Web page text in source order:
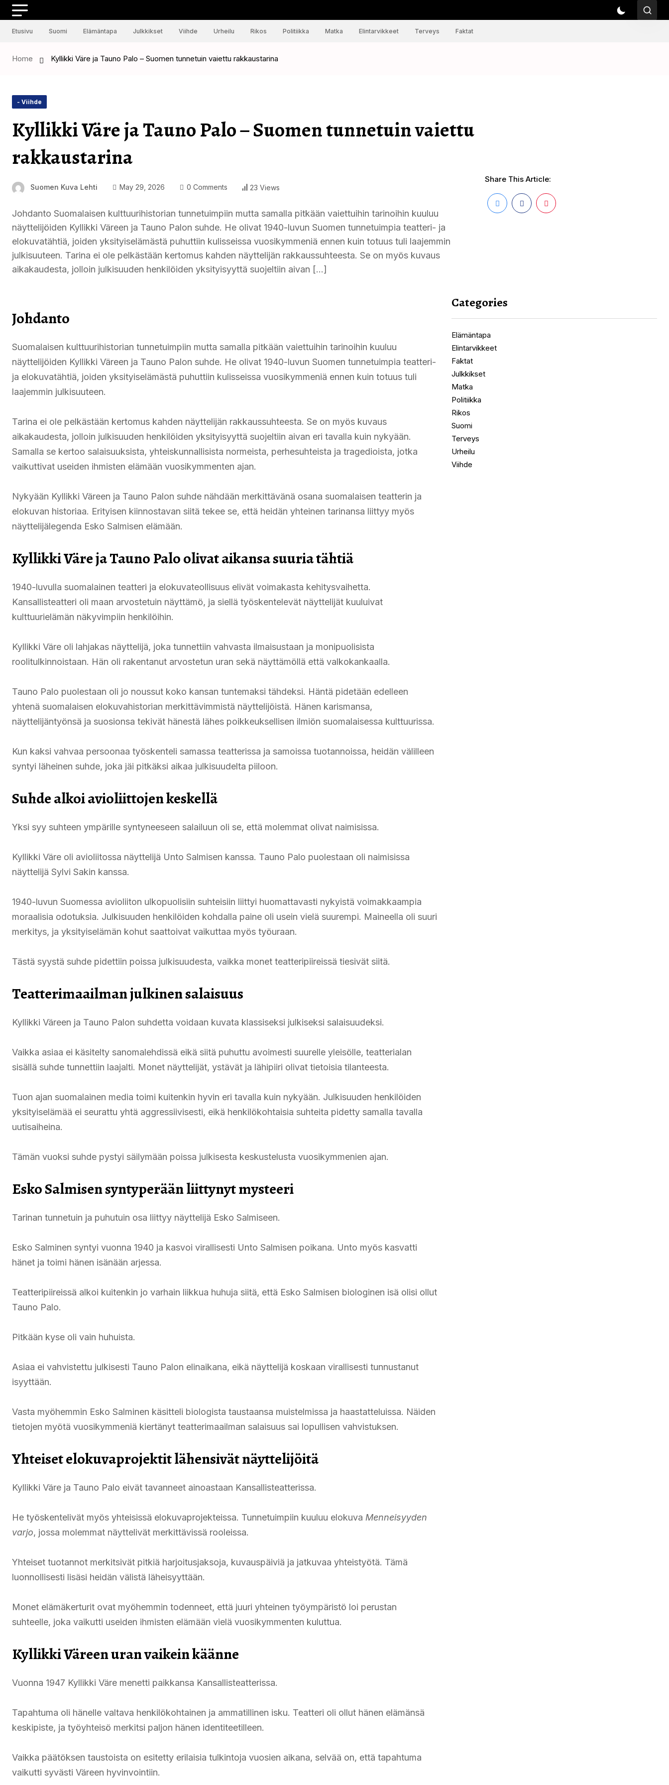
Etusivu Suomi Elämäntapa Julkkikset Viihde Urheilu Rikos Politiikka Matka Elintarvikkeet Terveys Faktat
Home Kyllikki Väre ja Tauno Palo – Suomen tunnetuin vaiettu rakkaustarina
- Viihde
Kyllikki Väre ja Tauno Palo – Suomen tunnetuin vaiettu
rakkaustarina
Suomen Kuva Lehti May 29, 2026 0 Comments 23 Views
Johdanto Suomalaisen kulttuurihistorian tunnetuimpiin mutta samalla pitkään vaiettuihin tarinoihin kuuluu
näyttelijöiden Kyllikki Väreen ja Tauno Palon suhde. He olivat 1940-luvun Suomen tunnetuimpia teatteri- ja
elokuvatähtiä, joiden yksityiselämästä puhuttiin kulisseissa vuosikymmeniä ennen kuin totuus tuli laajemmin
julkisuuteen. Tarina ei ole pelkästään kertomus kahden näyttelijän rakkaussuhteesta. Se on myös kuvaus
aikakaudesta, jolloin julkisuuden henkilöiden yksityisyyttä suojeltiin aivan […]
Share This Article:
Johdanto
Suomalaisen kulttuurihistorian tunnetuimpiin mutta samalla pitkään vaiettuihin tarinoihin kuuluu
näyttelijöiden Kyllikki Väreen ja Tauno Palon suhde. He olivat 1940-luvun Suomen tunnetuimpia teatteri-
ja elokuvatähtiä, joiden yksityiselämästä puhuttiin kulisseissa vuosikymmeniä ennen kuin totuus tuli
laajemmin julkisuuteen.
Tarina ei ole pelkästään kertomus kahden näyttelijän rakkaussuhteesta. Se on myös kuvaus
aikakaudesta, jolloin julkisuuden henkilöiden yksityisyyttä suojeltiin aivan eri tavalla kuin nykyään.
Samalla se kertoo salaisuuksista, yhteiskunnallisista normeista, perhesuhteista ja tragedioista, jotka
vaikuttivat useiden ihmisten elämään vuosikymmenten ajan.
Nykyään Kyllikki Väreen ja Tauno Palon suhde nähdään merkittävänä osana suomalaisen teatterin ja
elokuvan historiaa. Erityisen kiinnostavan siitä tekee se, että heidän yhteinen tarinansa liittyy myös
näyttelijälegenda Esko Salmisen elämään.
Kyllikki Väre ja Tauno Palo olivat aikansa suuria tähtiä
1940-luvulla suomalainen teatteri ja elokuvateollisuus elivät voimakasta kehitysvaihetta.
Kansallisteatteri oli maan arvostetuin näyttämö, ja siellä työskentelevät näyttelijät kuuluivat
kulttuurielämän näkyvimpiin henkilöihin.
Kyllikki Väre oli lahjakas näyttelijä, joka tunnettiin vahvasta ilmaisustaan ja monipuolisista
roolitulkinnoistaan. Hän oli rakentanut arvostetun uran sekä näyttämöllä että valkokankaalla.
Tauno Palo puolestaan oli jo noussut koko kansan tuntemaksi tähdeksi. Häntä pidetään edelleen
yhtenä suomalaisen elokuvahistorian merkittävimmistä näyttelijöistä. Hänen karismansa,
näyttelijäntyönsä ja suosionsa tekivät hänestä lähes poikkeuksellisen ilmiön suomalaisessa kulttuurissa.
Kun kaksi vahvaa persoonaa työskenteli samassa teatterissa ja samoissa tuotannoissa, heidän välilleen
syntyi läheinen suhde, joka jäi pitkäksi aikaa julkisuudelta piiloon.
Suhde alkoi avioliittojen keskellä
Yksi syy suhteen ympärille syntyneeseen salailuun oli se, että molemmat olivat naimisissa.
Kyllikki Väre oli avioliitossa näyttelijä Unto Salmisen kanssa. Tauno Palo puolestaan oli naimisissa
näyttelijä Sylvi Sakin kanssa.
1940-luvun Suomessa avioliiton ulkopuolisiin suhteisiin liittyi huomattavasti nykyistä voimakkaampia
moraalisia odotuksia. Julkisuuden henkilöiden kohdalla paine oli usein vielä suurempi. Maineella oli suuri
merkitys, ja yksityiselämän kohut saattoivat vaikuttaa myös työuraan.
Tästä syystä suhde pidettiin poissa julkisuudesta, vaikka monet teatteripiireissä tiesivät siitä.
Teatterimaailman julkinen salaisuus
Kyllikki Väreen ja Tauno Palon suhdetta voidaan kuvata klassiseksi julkiseksi salaisuudeksi.
Vaikka asiaa ei käsitelty sanomalehdissä eikä siitä puhuttu avoimesti suurelle yleisölle, teatterialan
sisällä suhde tunnettiin laajalti. Monet näyttelijät, ystävät ja lähipiiri olivat tietoisia tilanteesta.
Tuon ajan suomalainen media toimi kuitenkin hyvin eri tavalla kuin nykyään. Julkisuuden henkilöiden
yksityiselämää ei seurattu yhtä aggressiivisesti, eikä henkilökohtaisia suhteita pidetty samalla tavalla
uutisaiheina.
Tämän vuoksi suhde pystyi säilymään poissa julkisesta keskustelusta vuosikymmenien ajan.
Esko Salmisen syntyperään liittynyt mysteeri
Tarinan tunnetuin ja puhutuin osa liittyy näyttelijä Esko Salmiseen.
Esko Salminen syntyi vuonna 1940 ja kasvoi virallisesti Unto Salmisen poikana. Unto myös kasvatti
hänet ja toimi hänen isänään arjessa.
Teatteripiireissä alkoi kuitenkin jo varhain liikkua huhuja siitä, että Esko Salmisen biologinen isä olisi ollut
Tauno Palo.
Pitkään kyse oli vain huhuista.
Asiaa ei vahvistettu julkisesti Tauno Palon elinaikana, eikä näyttelijä koskaan virallisesti tunnustanut
isyyttään.
Vasta myöhemmin Esko Salminen käsitteli biologista taustaansa muistelmissa ja haastatteluissa. Näiden
tietojen myötä vuosikymmeniä kiertänyt teatterimaailman salaisuus sai lopullisen vahvistuksen.
Yhteiset elokuvaprojektit lähensivät näyttelijöitä
Kyllikki Väre ja Tauno Palo eivät tavanneet ainoastaan Kansallisteatterissa.
He työskentelivät myös yhteisissä elokuvaprojekteissa. Tunnetuimpiin kuuluu elokuva Menneisyyden
varjo, jossa molemmat näyttelivät merkittävissä rooleissa.
Yhteiset tuotannot merkitsivät pitkiä harjoitusjaksoja, kuvauspäiviä ja jatkuvaa yhteistyötä. Tämä
luonnollisesti lisäsi heidän välistä läheisyyttään.
Monet elämäkerturit ovat myöhemmin todenneet, että juuri yhteinen työympäristö loi perustan
suhteelle, joka vaikutti useiden ihmisten elämään vielä vuosikymmenten kuluttua.
Kyllikki Väreen uran vaikein käänne
Vuonna 1947 Kyllikki Väre menetti paikkansa Kansallisteatterissa.
Tapahtuma oli hänelle valtava henkilökohtainen ja ammatillinen isku. Teatteri oli ollut hänen elämänsä
keskipiste, ja työyhteisö merkitsi paljon hänen identiteetilleen.
Vaikka päätöksen taustoista on esitetty erilaisia tulkintoja vuosien aikana, selvää on, että tapahtuma
vaikutti syvästi Väreen hyvinvointiin.
Categories
Elämäntapa
Elintarvikkeet
Faktat
Julkkikset
Matka
Politiikka
Rikos
Suomi
Terveys
Urheilu
Viihde